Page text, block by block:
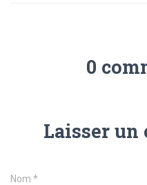
0
Laisser un
Nom *